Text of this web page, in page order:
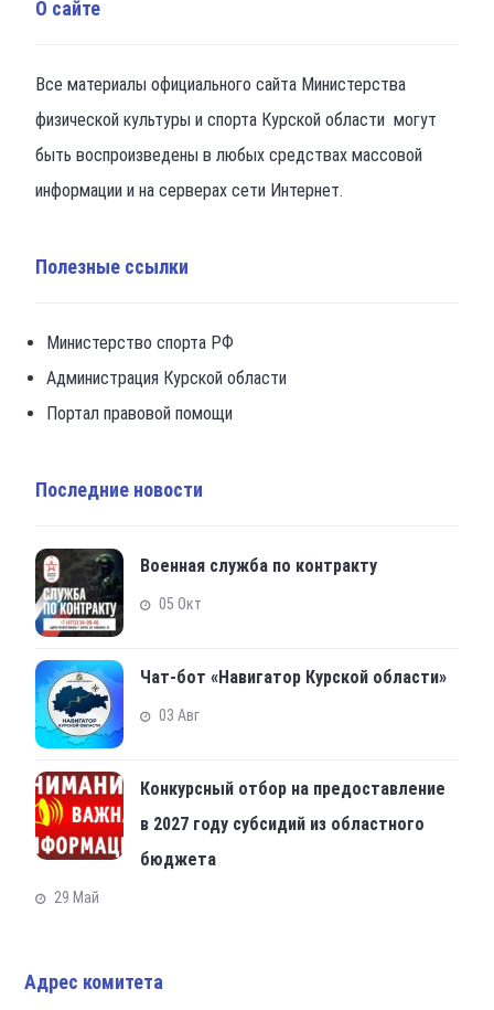
О сайте
Все материалы официального сайта Министерства
физической культуры и спорта Курской области могут
быть воспроизведены в любых средствах массовой
информации и на серверах сети Интернет.
Полезные ссылки
Министерство спорта РФ
Администрация Курской области
Портал правовой помощи
Последние новости
Военная служба по контракту
05 Окт
Чат-бот «Навигатор Курской области»
03 Авг
Конкурсный отбор на предоставление
в 2027 году субсидий из областного
бюджета
29 Май
Адрес комитета